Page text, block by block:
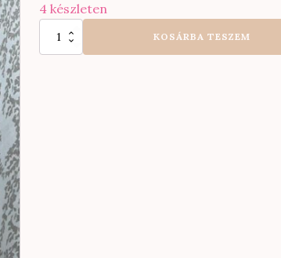
4 készleten
olasz
minőségű
KOSÁRBA TESZEM